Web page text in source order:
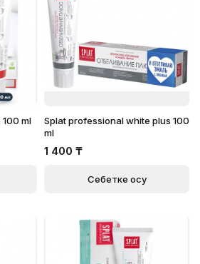
ml
Splat professional white plus 100
ml
1 400 ₸
Себетке қосу